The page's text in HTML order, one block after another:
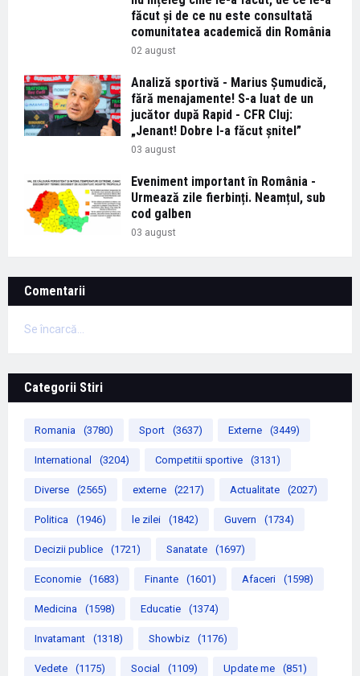
făcut și de ce nu este consultată
comunitatea academică din România
02 august
Analiză sportivă - Marius Șumudică,
fără menajamente! S-a luat de un
jucător după Rapid - CFR Cluj:
„Jenant! Dobre l-a făcut șnitel”
03 august
Eveniment important în România -
Urmează zile fierbinți. Neamțul, sub
cod galben
03 august
Comentarii
Se încarcă...
Categorii Stiri
Romania (3780) Sport (3637) Externe (3449)
International (3204) Competitii sportive (3131)
Diverse (2565) externe (2217) Actualitate (2027)
Politica (1946) le zilei (1842) Guvern (1734)
Decizii publice (1721) Sanatate (1697)
Economie (1683) Finante (1601) Afaceri (1598)
Medicina (1598) Educatie (1374)
Invatamant (1318) Showbiz (1176)
Vedete (1175) Social (1109) Update me (851)